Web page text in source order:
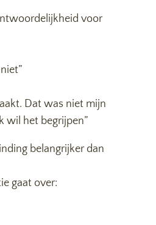
voor
Dat was niet mijn
wil het begrijpen”
belangrijker dan
gaat over: